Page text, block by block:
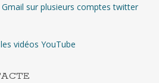
sur plusieurs comptes twitter
vidéos YouTube